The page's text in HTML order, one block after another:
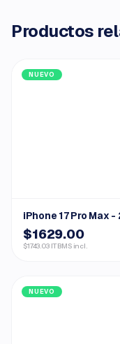
Productos
NUEVO
iPhone 17 Pro Max
$1629.00
$1743.03 ITBMS incl.
NUEVO